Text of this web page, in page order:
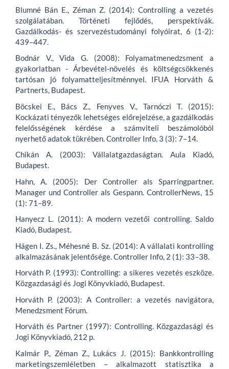
Blumné Bán E., Zéman Z. (2014): Controlling a vezetés
szolgálatában. Történeti fejlődés, perspektívák.
Gazdálkodás- és szervezéstudományi folyóirat, 6 (1-2):
439–447.
Bodnár V., Vida G. (2008): Folyamatmenedzsment a
gyakorlatban - Árbevétel-növelés és költségcsökkenés
tartósan jó folyamatteljesítménnyel. IFUA Horváth &
Partnerts, Budapest.
Böcskei E., Bács Z., Fenyves V., Tarnóczi T. (2015):
Kockázati tényezők lehetséges előrejelzése, a gazdálkodás
felelősségének kérdése a számviteli beszámolóból
nyerhető adatok tükrében. Controller Info, 3 (3): 7–14.
Chikán A. (2003): Vállalatgazdaságtan. Aula Kiadó,
Budapest.
Hahn, A. (2005): Der Controller als Sparringpartner.
Manager und Controller als Gespann. ControllerNews, 15
(1): 71–89.
Hanyecz L. (2011): A modern vezetői controlling. Saldo
Kiadó, Budapest.
Hágen I. Zs., Méhesné B. Sz. (2014): A vállalati kontrolling
alkalmazásának jelentősége. Controller Info, 2 (1): 33–38.
Horváth P. (1993): Controlling: a sikeres vezetés eszköze.
Közgazdasági és Jogi Könyvkiadó, Budapest.
Horváth P. (2003): A Controller: a vezetés navigátora,
Menedzsment Fórum.
Horváth és Partner (1997): Controlling. Közgazdasági és
Jogi Könyvkiadó, 212 p.
Kalmár P., Zéman Z., Lukács J. (2015): Bankkontrolling
marketingszemléletben – alkalmazott statisztika a